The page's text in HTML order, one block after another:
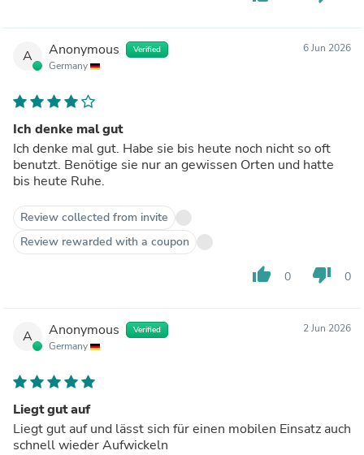
A Anonymous Verified
Germany
6 Jun 2026
Ich denke mal gut
Ich denke mal gut. Habe sie bis heute noch nicht so oft
benutzt. Benötige sie nur an gewissen Orten und hatte
bis heute Ruhe.
Review collected from invite
Review rewarded with a coupon
thumb_up 0 thumb_down 0
A Anonymous Verified
Germany
2 Jun 2026
Liegt gut auf
Liegt gut auf und lässt sich für einen mobilen Einsatz auch
schnell wieder Aufwickeln